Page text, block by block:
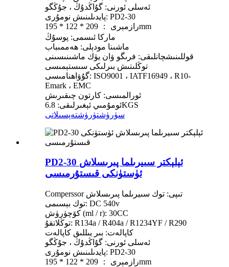
ئەسلى ئورنى: گۇاڭدۇڭ ، جۇڭگو
پايدىلىنىش نومۇرى: PD2-30
رازمېرى ： 209 * 122 * 195mm
ماركا ئىسمى: پوسۇڭ
ماشىنا مودېلى: ھەممىباب
قوللىنىشچانلىقى: فرىگو ۋان يۈك ماشىنىسىنى
توڭلىتىش بىرلىكى سىستېمىسى
گۇۋاھنامىسى: ISO9001 ، IATF16949 ، R10-
Emark ، EMC
ئورالمىسى: كارتون چىقىرىش
ئومۇمىي ئېغىرلىقى: 6.8KGS
سۈرۈشتۈرۈشتەپسىلاتى
PD2-30 ئېلېكتر سىيرىلما پىرىسلاش
ئۈستۈنكى قىستۇرمىسى
Comperssor تىپى: توك سىيرىلما پىرىسلاش
توك بېسىمى: DC 540v
كۆچۈرۈش (ml / r): 30CC
توڭلاتقۇ: R134a / R404a / R1234YF / R290
كاپالەت: بىر يىللىق كاپالەت
ئەسلى ئورنى: گۇاڭدۇڭ ، جۇڭگو
پايدىلىنىش نومۇرى: PD2-30
رازمېرى ： 209 * 122 * 195mm